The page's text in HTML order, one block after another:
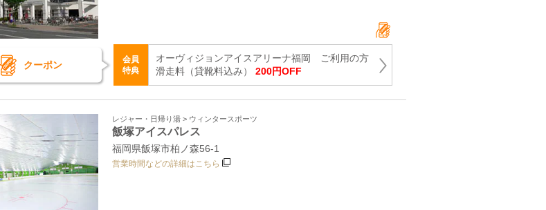
クーポン
会員
特典
オーヴィジョンアイスアリーナ福岡 ご利用の方
滑走料（貸靴料込み） 200円OFF
レジャー・日帰り湯 > ウィンタースポーツ
飯塚アイスパレス
福岡県飯塚市柏ノ森56‐1
営業時間などの詳細はこちら